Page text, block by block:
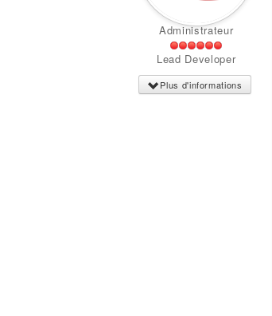
Administrateur
Lead Developer
Plus d'informations